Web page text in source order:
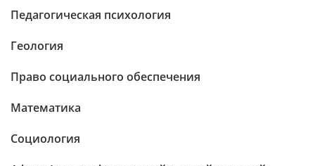
Педагогическая психология
Геология
Право социального обеспечения
Математика
Социология